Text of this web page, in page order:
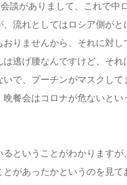
談がありまして、これで中
流れとしてはロシア側が
りませんから、それに対
逃げ腰なんですけど、それ
で、プーチンがマスクし
餐会はコロナが危ないと
ということがわかります
があったかというのを見て